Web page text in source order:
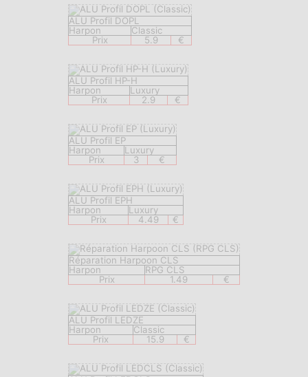
ALU Profil DOPL
Harpon
Classic
Prix
5.9 €
ALU Profil HP-H
Harpon
Luxury
Prix
2.9 €
ALU Profil EP
Harpon
Luxury
Prix
3 €
ALU Profil EPH
Harpon
Luxury
Prix
4.49 €
Réparation Harpoon CLS
Harpon
RPG CLS
Prix
1.49 €
ALU Profil LEDZE
Harpon
Classic
Prix
15.9 €